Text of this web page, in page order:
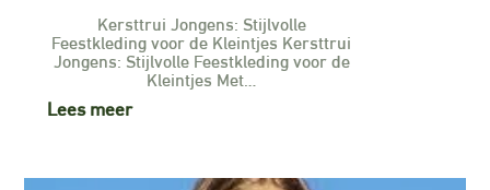
Kersttrui Jongens: Stijlvolle
Feestkleding voor de Kleintjes Kersttrui
Jongens: Stijlvolle Feestkleding voor de
Kleintjes Met…
Lees meer